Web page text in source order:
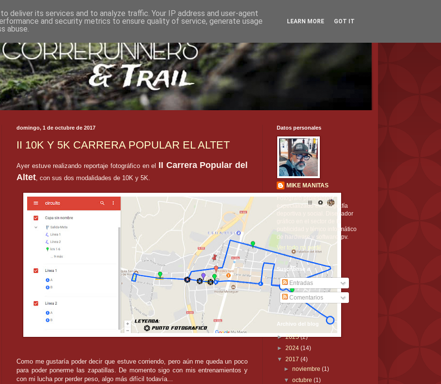
domingo, 1 de octubre de 2017
II 10K Y 5K CARRERA POPULAR EL ALTET
Ayer estuve realizando reportaje fotográfico en el II Carrera Popular del
Altet , con sus dos modalidades de 10K y 5K.
Como me gustaría poder decir que estuve corriendo, pero aún me queda un poco
para poder ponerme las zapatillas. De momento sigo con mis entrenamientos y
con mi lucha por perder peso, algo más difícil todavía...
Datos personales
MIKE MANITAS
Fotógrafo profesional
especializado en fotografía
deportiva y social. Diseñador
publicidad y ténico informático
de hardware y software tpv.
Ver todo mi perfil
Suscribirse a
Entradas
Comentarios
Archivo del blog
►2025(2)
► 2024 (14)
▼ 2017 (4)
►noviembre(1)
▼octubre(1)
deliver its services and to analyze traffic. Your IP address and user-agent
and security metrics to ensure quality of service, generate usage
abuse.
LEARN MORE GOT IT